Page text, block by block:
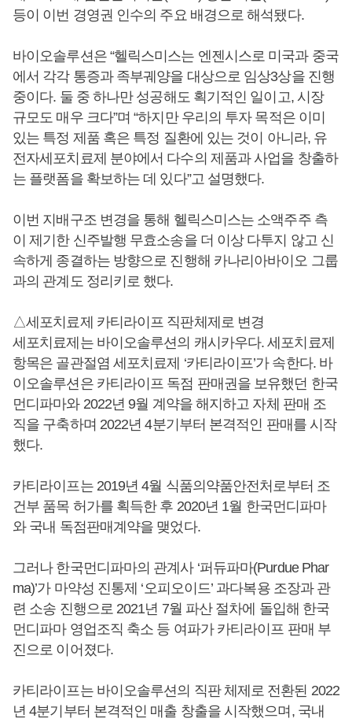
등이 이번 경영권 인수의 주요 배경으로 해석됐다.
바이오솔루션은 “헬릭스미스는 엔젠시스로 미국과 중국
에서 각각 통증과 족부궤양을 대상으로 임상3상을 진행
중이다. 둘 중 하나만 성공해도 획기적인 일이고, 시장
규모도 매우 크다”며 “하지만 우리의 투자 목적은 이미
있는 특정 제품 혹은 특정 질환에 있는 것이 아니라, 유
전자세포치료제 분야에서 다수의 제품과 사업을 창출하
는 플랫폼을 확보하는 데 있다”고 설명했다.
이번 지배구조 변경을 통해 헬릭스미스는 소액주주 측
이 제기한 신주발행 무효소송을 더 이상 다투지 않고 신
속하게 종결하는 방향으로 진행해 카나리아바이오 그룹
과의 관계도 정리키로 했다.
△세포치료제 카티라이프 직판체제로 변경
세포치료제는 바이오솔루션의 캐시카우다. 세포치료제
항목은 골관절염 세포치료제 ‘카티라이프’가 속한다. 바
이오솔루션은 카티라이프 독점 판매권을 보유했던 한국
먼디파마와 2022년 9월 계약을 해지하고 자체 판매 조
직을 구축하며 2022년 4분기부터 본격적인 판매를 시작
했다.
카티라이프는 2019년 4월 식품의약품안전처로부터 조
건부 품목 허가를 획득한 후 2020년 1월 한국먼디파마
와 국내 독점판매계약을 맺었다.
그러나 한국먼디파마의 관계사 ‘퍼듀파마(Purdue Phar
ma)’가 마약성 진통제 ‘오피오이드’ 과다복용 조장과 관
련 소송 진행으로 2021년 7월 파산 절차에 돌입해 한국
먼디파마 영업조직 축소 등 여파가 카티라이프 판매 부
진으로 이어졌다.
카티라이프는 바이오솔루션의 직판 체제로 전환된 2022
년 4분기부터 본격적인 매출 창출을 시작했으며, 국내